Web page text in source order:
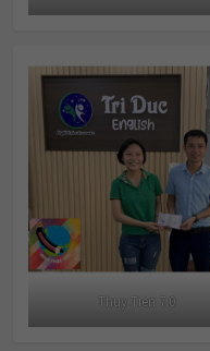
Thuy Tien 7.0